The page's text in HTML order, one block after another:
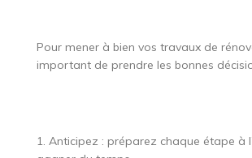
Pour mener à bien vos travaux de
important de prendre les bonnes
1. Anticipez : préparez chaque étape à